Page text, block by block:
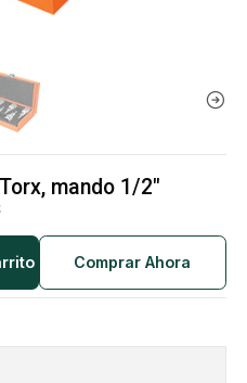
mando 1/2"
Comprar Ahora